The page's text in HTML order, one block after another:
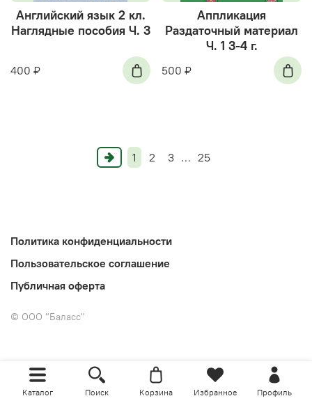
Английский язык 2 кл.
Наглядные пособия Ч. 3
400 ₽
Аппликация
Раздаточный материал
Ч. 1 3-4 г.
500 ₽
1 2 3 … 25
Политика конфиденциальности
Пользовательское соглашение
Публичная оферта
© ООО "Баласс"
Каталог Поиск Корзина Избранное Профиль